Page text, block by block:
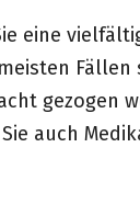
eine
gezogen
auch